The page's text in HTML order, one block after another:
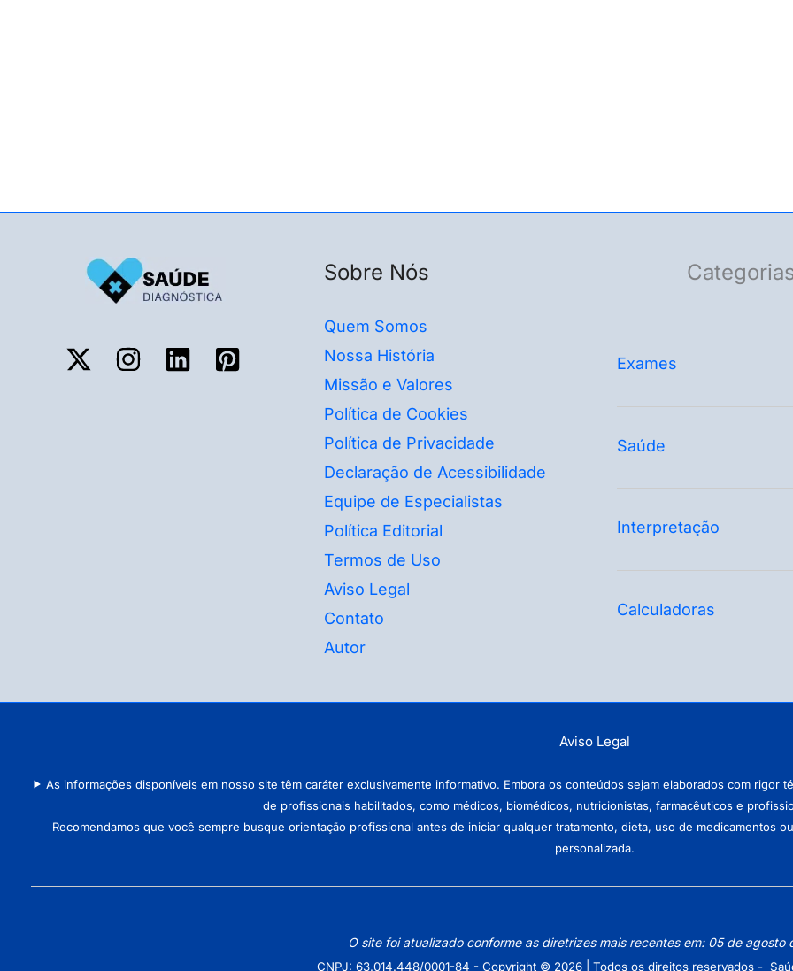
Sobre Nós
Quem Somos
Nossa História
Missão e Valores
Política de Cookies
Política de Privacidade
Declaração de Acessibilidade
Equipe de Especialistas
Política Editorial
Termos de Uso
Aviso Legal
Contato
Autor
Exames
Saúde
Interpretação
Calculadoras
Aviso Legal
As informações disponíveis em nosso site têm caráter exclusivamente informativo. Embora os conteúdos sejam elaborados com
de profissionais habilitados, como médicos, biomédicos, nutricionistas, farmacêuticos e
Recomendamos que você sempre busque orientação profissional antes de iniciar qualquer tratamento, dieta, uso de medicamentos
personalizada.
O site foi atualizado conforme as diretrizes mais recentes em: 05 de agosto
CNPJ: 63.014.448/0001-84 - Copyright © 2026 | Todos os direitos reservados -